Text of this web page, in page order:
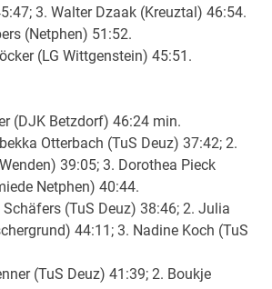
3. Walter Dzaak (Kreuztal) 46:54.
(Netphen) 51:52.
(LG Wittgenstein) 45:51.
(DJK Betzdorf) 46:24 min.
Otterbach (TuS Deuz) 37:42; 2.
39:05; 3. Dorothea Pieck
Netphen) 40:44.
(TuS Deuz) 38:46; 2. Julia
44:11; 3. Nadine Koch (TuS
(TuS Deuz) 41:39; 2. Boukje